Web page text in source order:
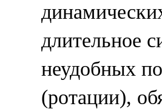
длительное
неудобных
(ротации),